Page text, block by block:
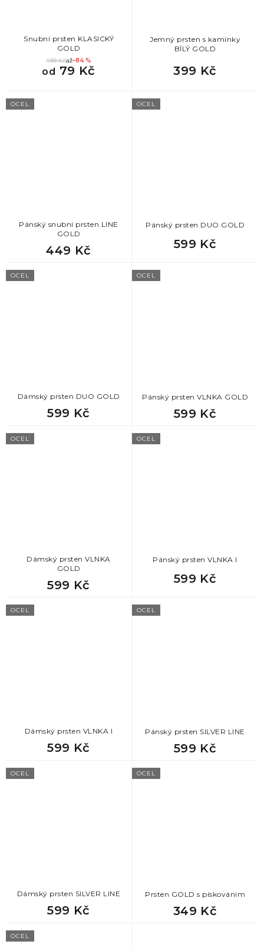
Snubní prsten KLASICKÝ
GOLD
499 Kčaž–84 %
od 79 Kč
Jemný prsten s kamínky
BÍLÝ GOLD
399 Kč
OCEL
Pánský snubní prsten LINE
GOLD
449 Kč
OCEL
Pánský prsten DUO GOLD
599 Kč
OCEL
Dámský prsten DUO GOLD
599 Kč
OCEL
Pánský prsten VLNKA GOLD
599 Kč
OCEL
Dámský prsten VLNKA
GOLD
599 Kč
OCEL
Pánský prsten VLNKA I
599 Kč
OCEL
Dámský prsten VLNKA I
599 Kč
OCEL
Pánský prsten SILVER LINE
599 Kč
OCEL
Dámský prsten SILVER LINE
599 Kč
OCEL
Prsten GOLD s pískováním
349 Kč
OCEL